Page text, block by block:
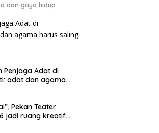
dan gaya hidup
Penjaga Adat di
adat dan agama
Pekan Teater
jadi ruang kreatif